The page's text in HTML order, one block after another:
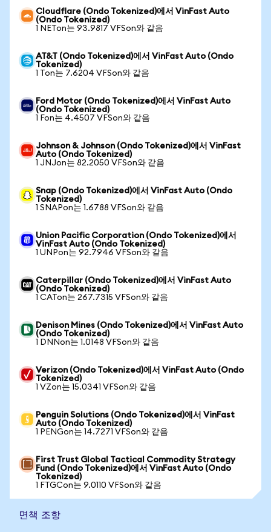
Cloudflare (Ondo Tokenized)에서 VinFast Auto
(Ondo Tokenized)
1 NETon는 93.9817 VFSon와 같음
AT&T (Ondo Tokenized)에서 VinFast Auto (Ondo
Tokenized)
1 Ton는 7.6204 VFSon와 같음
Ford Motor (Ondo Tokenized)에서 VinFast Auto
(Ondo Tokenized)
1 Fon는 4.4507 VFSon와 같음
Johnson & Johnson (Ondo Tokenized)에서 VinFast
Auto (Ondo Tokenized)
1 JNJon는 82.2050 VFSon와 같음
Snap (Ondo Tokenized)에서 VinFast Auto (Ondo
Tokenized)
1 SNAPon는 1.6788 VFSon와 같음
Union Pacific Corporation (Ondo Tokenized)에서
VinFast Auto (Ondo Tokenized)
1 UNPon는 92.7946 VFSon와 같음
Caterpillar (Ondo Tokenized)에서 VinFast Auto
(Ondo Tokenized)
1 CATon는 267.7315 VFSon와 같음
Denison Mines (Ondo Tokenized)에서 VinFast Auto
(Ondo Tokenized)
1 DNNon는 1.0148 VFSon와 같음
Verizon (Ondo Tokenized)에서 VinFast Auto (Ondo
Tokenized)
1 VZon는 15.0341 VFSon와 같음
Penguin Solutions (Ondo Tokenized)에서 VinFast
Auto (Ondo Tokenized)
1 PENGon는 14.7271 VFSon와 같음
First Trust Global Tactical Commodity Strategy
Fund (Ondo Tokenized)에서 VinFast Auto (Ondo
Tokenized)
1 FTGCon는 9.0110 VFSon와 같음
면책 조항